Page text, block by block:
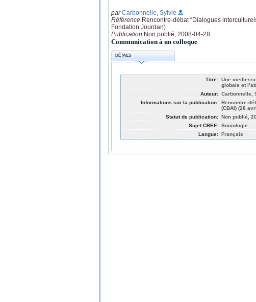
parCarbonnelle, Sylvie
Référence Rencontre-débat “Dialogues
Fondation Jourdan)
Publication Non publié, 2008-04-28
Communication à un colloque
DÉTAILS
Titre: Une
globale et
Auteur: Carbonnelle,
Informations sur la publication: Rencontre-
(CBAI) (28
Statut de publication: Non publié,
Sujet CREF: Sociologie
Langue: Français